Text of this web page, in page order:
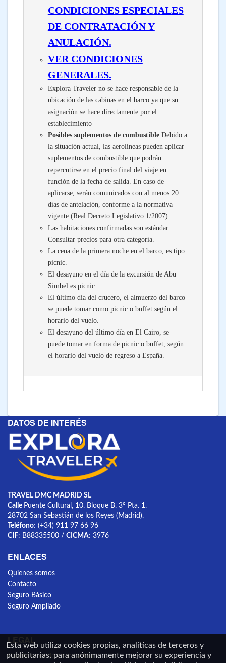
CONDICIONES ESPECIALES
DE CONTRATACIÓN Y
ANULACIÓN.
VER CONDICIONES
GENERALES.
Explora Traveler no se hace responsable de la
ubicación de las cabinas en el barco ya que su
asignación se hace directamente por el
establecimiento
Posibles suplementos de combustible.Debido a
la situación actual, las aerolíneas pueden aplicar
suplementos de combustible que podrán
repercutirse en el precio final del viaje en
función de la fecha de salida. En caso de
aplicarse, serán comunicados con al menos 20
días de antelación, conforme a la normativa
vigente (Real Decreto Legislativo 1/2007).
Las habitaciones confirmadas son estándar.
Consultar precios para otra categoría.
La cena de la primera noche en el barco, es tipo
picnic.
El desayuno en el día de la excursión de Abu
Simbel es picnic.
El último día del crucero, el almuerzo del barco
se puede tomar como picnic o buffet según el
horario del vuelo.
El desayuno del último día en El Cairo, se
puede tomar en forma de picnic o buffet, según
el horario del vuelo de regreso a España.
DATOS DE INTERÉS
TRAVEL DMC MADRID SL
Calle Puente Cultural, 10. Bloque B. 3º Pta. 1.
28702 San Sebastián de los Reyes (Madrid).
Teléfono: (+34) 911 97 66 96
CIF: B88335500 / CICMA: 3976
ENLACES
Quienes somos
Contacto
Seguro Básico
Seguro Ampliado
LEGAL
Condiciones de cancelación
Esta web utiliza cookies propias, analíticas de terceros y
publicitarias, para anónimamente mejorar su experiencia y